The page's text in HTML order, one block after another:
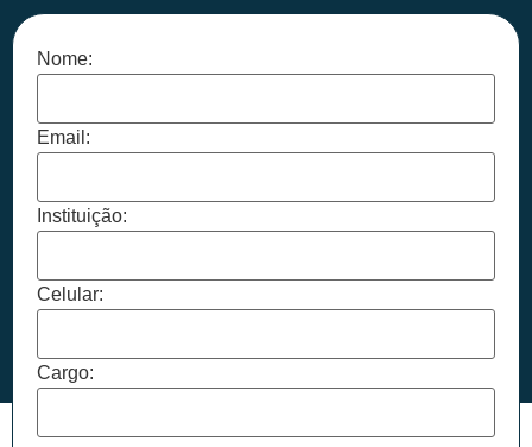
Nome:
Email:
Instituição:
Celular:
Cargo: